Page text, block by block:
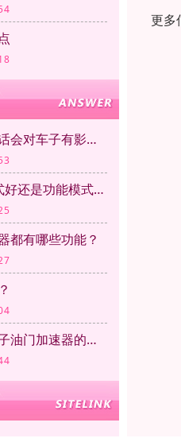
如果加装电子油门加速器的话会对车子有影响吗？
目前的电子油门加速器5模式好还是功能模式越多越好呢？
都有哪些功能？
电子油门加速器有用么？电子油门加速器的作用
更多